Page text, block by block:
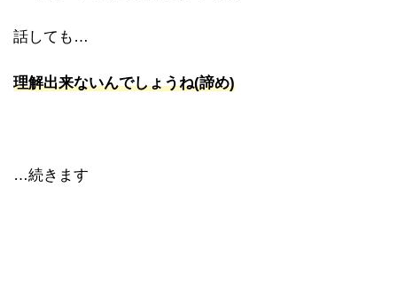
話しても…
理解出来ないんでしょうね(諦め)
…続きます